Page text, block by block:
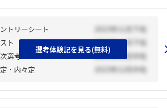
トリーシート
2023年11月下旬
ト
2023年11月下旬
選考
2023年12月中旬
・内々定
2023年12月中旬
選考体験記を見る(無料)